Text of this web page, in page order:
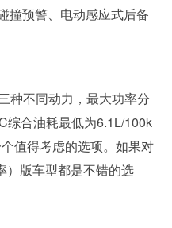
撞预警、电动感应式后备
种不同动力，最大功率分
综合油耗最低为6.1L/100k
值得考虑的选项。如果对
）版车型都是不错的选